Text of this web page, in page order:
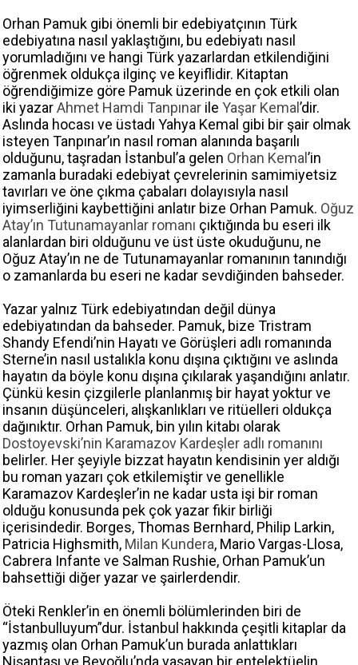
Orhan Pamuk gibi önemli bir edebiyatçının Türk
edebiyatına nasıl yaklaştığını, bu edebiyatı nasıl
yorumladığını ve hangi Türk yazarlardan etkilendiğini
öğrenmek oldukça ilginç ve keyiflidir. Kitaptan
öğrendiğimize göre Pamuk üzerinde en çok etkili olan
iki yazarAhmet Hamdi Tanpınar ile Yaşar Kemal’dir.
Aslında hocası ve üstadı Yahya Kemal gibi bir şair olmak
isteyen Tanpınar’ın nasıl roman alanında başarılı
olduğunu, taşradan İstanbul’a gelen Orhan Kemal’in
zamanla buradaki edebiyat çevrelerinin samimiyetsiz
tavırları ve öne çıkma çabaları dolayısıyla nasıl
iyimserliğini kaybettiğini anlatır bize Orhan Pamuk. Oğuz
Atay’ın Tutunamayanlar romanı çıktığında bu eseri ilk
alanlardan biri olduğunu ve üst üste okuduğunu, ne
Oğuz Atay’ın ne de Tutunamayanlar romanının tanındığı
o zamanlarda bu eseri ne kadar sevdiğinden bahseder.
Yazar yalnız Türk edebiyatından değil dünya
edebiyatından da bahseder. Pamuk, bize Tristram
Shandy Efendi’nin Hayatı ve Görüşleri adlı romanında
Sterne’in nasıl ustalıkla konu dışına çıktığını ve aslında
hayatın da böyle konu dışına çıkılarak yaşandığını anlatır.
Çünkü kesin çizgilerle planlanmış bir hayat yoktur ve
insanın düşünceleri, alışkanlıkları ve ritüelleri oldukça
dağınıktır. Orhan Pamuk, bin yılın kitabı olarak
Dostoyevski’nin Karamazov Kardeşler adlı romanını
belirler. Her şeyiyle bizzat hayatın kendisinin yer aldığı
bu roman yazarı çok etkilemiştir ve genellikle
Karamazov Kardeşler’in ne kadar usta işi bir roman
olduğu konusunda pek çok yazar fikir birliği
içerisindedir. Borges, Thomas Bernhard, Philip Larkin,
Patricia Highsmith, Milan Kundera, Mario Vargas-Llosa,
Cabrera Infante ve Salman Rushie, Orhan Pamuk’un
bahsettiği diğer yazar ve şairlerdendir.
Öteki Renkler’in en önemli bölümlerinden biri de
“İstanbulluyum”dur. İstanbul hakkında çeşitli kitaplar da
yazmış olan Orhan Pamuk’un burada anlattıkları
Nişantaşı ve Beyoğlu’nda yaşayan bir entelektüelin